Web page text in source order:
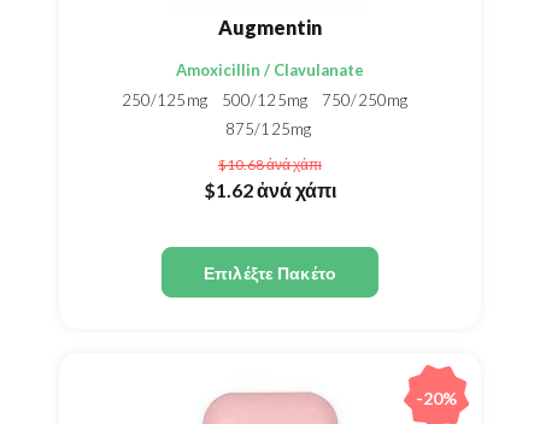
Augmentin
Amoxicillin / Clavulanate
250/125mg
500/125mg
750/250mg
875/125mg
$10.68ἀνά χάπι
$1.62ἀνά χάπι
Επιλέξτε Πακέτο
-20%